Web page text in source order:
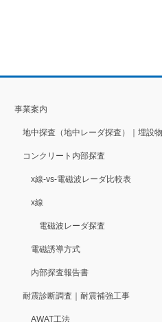
事業案内
地中探査（地中レーダ探査）｜埋設
コンクリート内部探査
x線-vs-電磁波レーダ比較表
x線
電磁波レーダ探査
電磁誘導方式
内部探査報告書
耐震診断調査｜耐震補強工事
AWAT工法